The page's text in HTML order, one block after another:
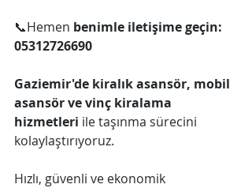
📞Hemen benimle iletişime geçin:
05312726690
Gaziemir'de kiralık asansör, mobil
asansör ve vinç kiralama
hizmetleri ile taşınma sürecini
kolaylaştırıyoruz.
Hızlı, güvenli ve ekonomik